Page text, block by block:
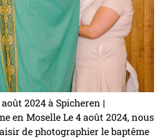
2024 à Spicheren |
en Moselle Le 4 août 2024, nous
de photographier le baptême